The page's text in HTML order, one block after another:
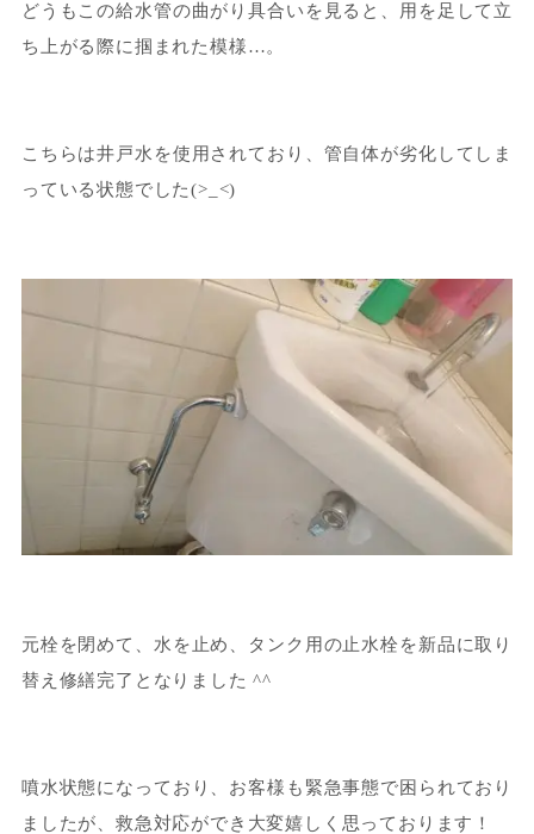
どうもこの給水管の曲がり具合いを見ると、用を足して立
ち上がる際に掴まれた模様…。
こちらは井戸水を使用されており、管自体が劣化してしま
っている状態でした(>_<)
元栓を閉めて、水を止め、タンク用の止水栓を新品に取り
替え修繕完了となりました ^^
噴水状態になっており、お客様も緊急事態で困られており
ましたが、救急対応ができ大変嬉しく思っております！